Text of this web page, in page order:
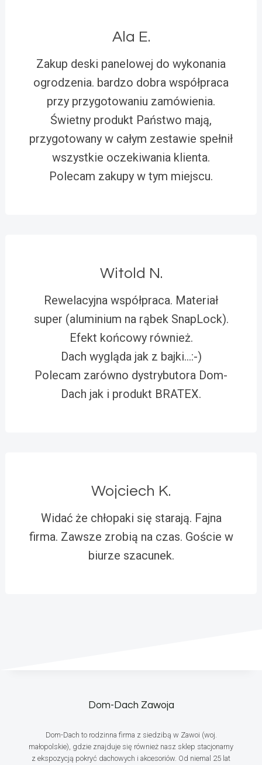
Ala E.
Zakup deski panelowej do wykonania
ogrodzenia. bardzo dobra współpraca
przy przygotowaniu zamówienia.
Świetny produkt Państwo mają,
przygotowany w całym zestawie spełnił
wszystkie oczekiwania klienta.
Polecam zakupy w tym miejscu.
Witold N.
Rewelacyjna współpraca. Materiał
super (aluminium na rąbek SnapLock).
Efekt końcowy również.
Dach wygląda jak z bajki…:-)
Polecam zarówno dystrybutora Dom-
Dach jak i produkt BRATEX.
Wojciech K.
Widać że chłopaki się starają. Fajna
firma. Zawsze zrobią na czas. Goście w
biurze szacunek.
Dom-Dach Zawoja
Dom-Dach to rodzinna firma z siedzibą w Zawoi (woj.
małopolskie), gdzie znajduje się również nasz sklep stacjonarny
z ekspozycją pokryć dachowych i akcesoriów. Od niemal 25 lat